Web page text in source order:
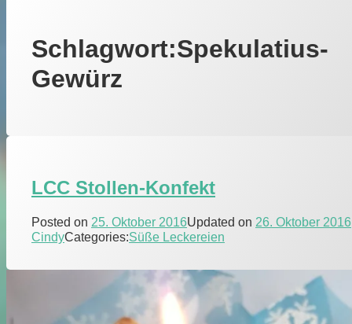
Schlagwort:Spekulatius-
Gewürz
LCC Stollen-Konfekt
Posted on 25. Oktober 2016Updated on 26. Oktober 2016
CindyCategories:Süße Leckereien